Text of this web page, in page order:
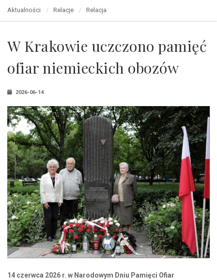
Aktualności Relacje Relacja
W Krakowie uczczono pamięć
ofiar niemieckich obozów
2026-06-14
14 czerwca 2026 r. w Narodowym Dniu Pamięci Ofiar